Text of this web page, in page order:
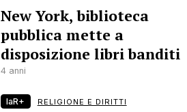
New York, biblioteca
pubblica mette a
disposizione libri banditi
4 anni
laR+ RELIGIONE E DIRITTI